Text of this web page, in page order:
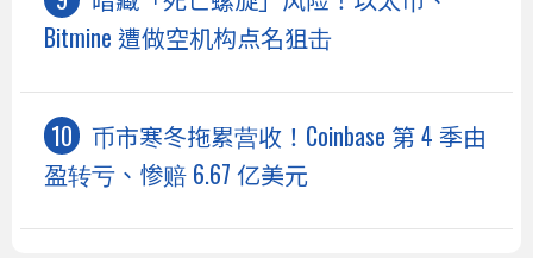
Bitmine 遭做空机构点名狙击
币市寒冬拖累营收！Coinbase 第 4 季由
盈转亏、惨赔 6.67 亿美元